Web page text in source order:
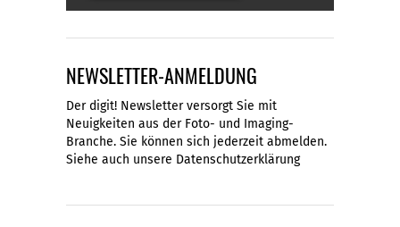
NEWSLETTER-ANMELDUNG
Der digit! Newsletter versorgt Sie mit
Neuigkeiten aus der Foto- und Imaging-
Branche. Sie können sich jederzeit abmelden.
Siehe auch unsere Datenschutzerklärung